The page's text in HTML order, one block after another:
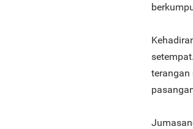
terangan